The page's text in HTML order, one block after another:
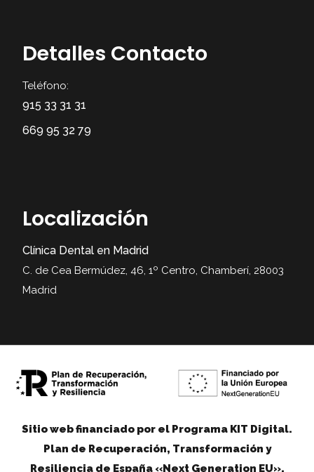
Detalles Contacto
Teléfono:
915 33 31 31
669 95 32 79
Localización
Clínica Dental en Madrid
C. de Cea Bermúdez, 46, 1º Centro, Chamberí, 28003
Madrid
Sitio web financiado por el Programa KIT Digital.
Plan de Recuperación, Transformación y
Resiliencia de España «Next Generation EU».